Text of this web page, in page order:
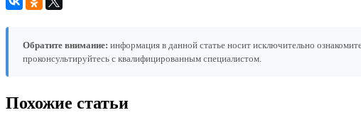
Обратите внимание: информация в данной статье носит исключительно
проконсультируйтесь с квалифицированным специалистом.
Похожие статьи